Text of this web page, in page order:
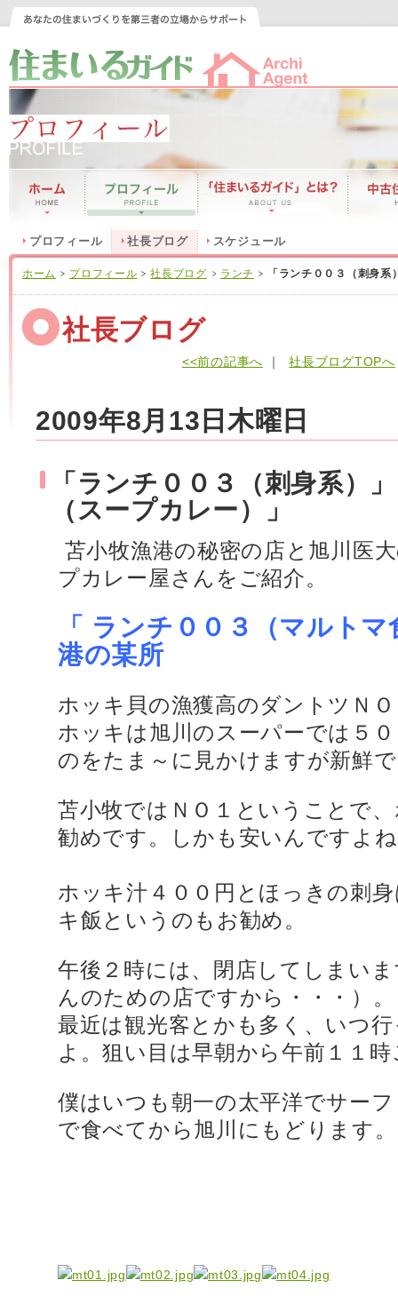
プロフィール 社長ブログ スケジュール
ホーム プロフィール 社長ブログ ランチ 「ランチ００３（刺身
社長ブログ
<<前の記事へ ｜ 社長ブログTOPへ
2009年8月13日木曜日
「ランチ００３（刺身系）
（スープカレー）」
苫小牧漁港の秘密の店と旭川医
プカレー屋さんをご紹介。
「 ランチ００３（マルト
港の某所
ホッキ貝の漁獲高のダントツＮ
ホッキは旭川のスーパーでは５
のをたま～に見かけますが新鮮
苫小牧ではＮＯ１ということで
勧めです。しかも安いんですよ
ホッキ汁４００円とほっきの刺
キ飯というのもお勧め。
午後２時には、閉店してしまい
んのための店ですから・・・）。
最近は観光客とかも多く、いつ
よ。狙い目は早朝から午前１１
僕はいつも朝一の太平洋でサー
で食べてから旭川にもどります。